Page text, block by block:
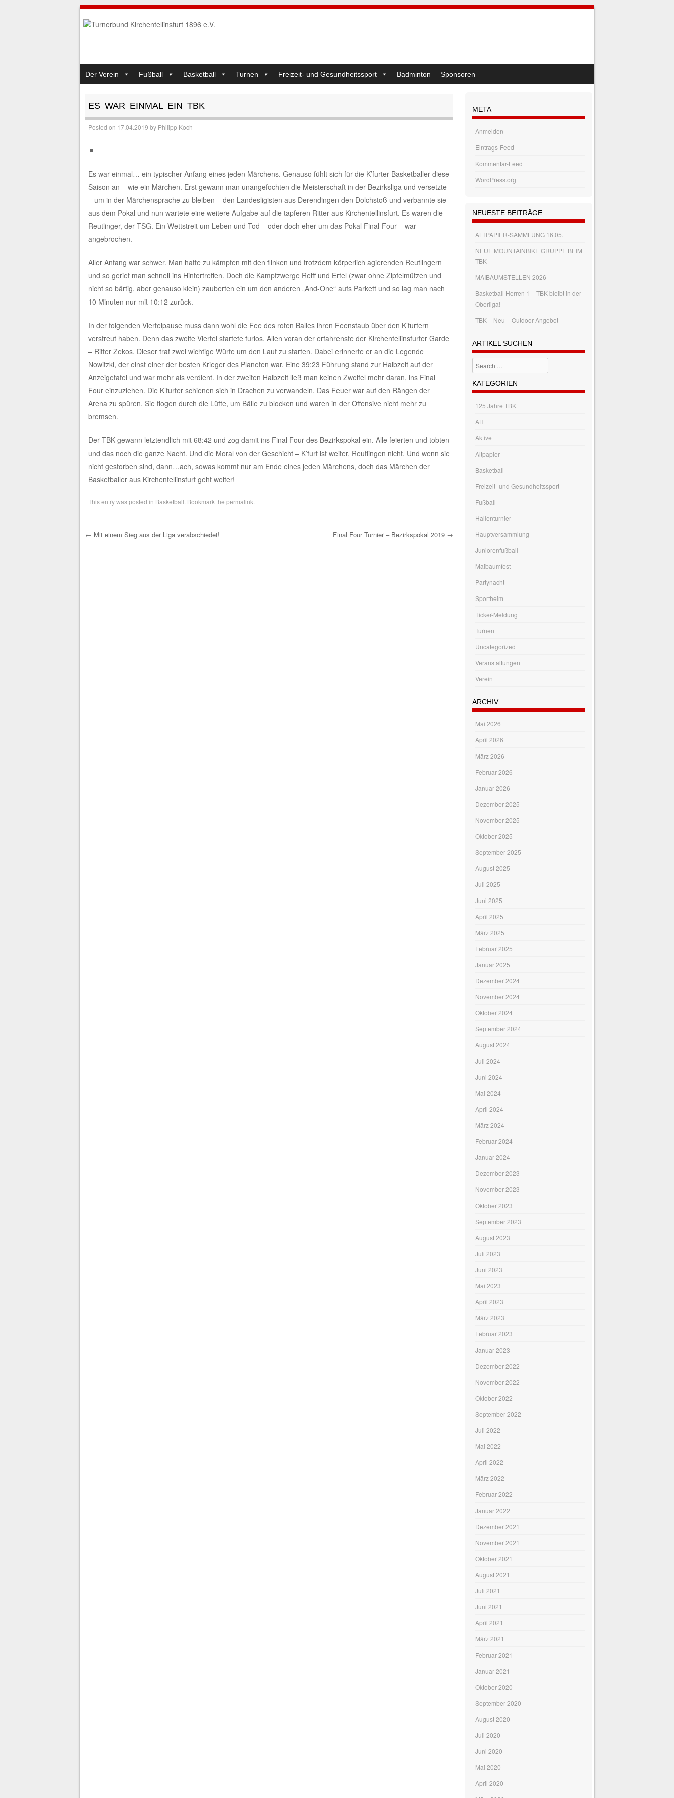
MENU
SKIP TO CONTENT
Der Verein Fußball Basketball Turnen Freizeit- und Gesundheitssport Badminton Sponsoren
ES WAR EINMAL EIN TBK
Posted on 17.04.2019 by Philipp Koch
Es war einmal… ein typischer Anfang eines jeden Märchens. Genauso fühlt sich für die K’furter Basketballer diese
Saison an – wie ein Märchen. Erst gewann man unangefochten die Meisterschaft in der Bezirksliga und versetzte
– um in der Märchensprache zu bleiben – den Landesligisten aus Derendingen den Dolchstoß und verbannte sie
aus dem Pokal und nun wartete eine weitere Aufgabe auf die tapferen Ritter aus Kirchentellinsfurt. Es waren die
Reutlinger, der TSG. Ein Wettstreit um Leben und Tod – oder doch eher um das Pokal Final-Four – war
angebrochen.
Aller Anfang war schwer. Man hatte zu kämpfen mit den ﬂinken und trotzdem körperlich agierenden Reutlingern
und so geriet man schnell ins Hintertreﬀen. Doch die Kampfzwerge Reiﬀ und Ertel (zwar ohne Zipfelmützen und
nicht so bärtig, aber genauso klein) zauberten ein um den anderen „And-One“ aufs Parkett und so lag man nach
10 Minuten nur mit 10:12 zurück.
In der folgenden Viertelpause muss dann wohl die Fee des roten Balles ihren Feenstaub über den K’furtern
verstreut haben. Denn das zweite Viertel startete furios. Allen voran der erfahrenste der Kirchentellinsfurter Garde
– Ritter Zekos. Dieser traf zwei wichtige Würfe um den Lauf zu starten. Dabei erinnerte er an die Legende
Nowitzki, der einst einer der besten Krieger des Planeten war. Eine 39:23 Führung stand zur Halbzeit auf der
Anzeigetafel und war mehr als verdient. In der zweiten Halbzeit ließ man keinen Zweifel mehr daran, ins Final
Four einzuziehen. Die K’furter schienen sich in Drachen zu verwandeln. Das Feuer war auf den Rängen der
Arena zu spüren. Sie ﬂogen durch die Lüfte, um Bälle zu blocken und waren in der Oﬀensive nicht mehr zu
bremsen.
Der TBK gewann letztendlich mit 68:42 und zog damit ins Final Four des Bezirkspokal ein. Alle feierten und tobten
und das noch die ganze Nacht. Und die Moral von der Geschicht – K’furt ist weiter, Reutlingen nicht. Und wenn sie
nicht gestorben sind, dann…ach, sowas kommt nur am Ende eines jeden Märchens, doch das Märchen der
Basketballer aus Kirchentellinsfurt geht weiter!
This entry was posted in Basketball . Bookmark the permalink
← Mit einem Sieg aus der Liga verabschiedet! Final Four Turnier – Bezirkspokal 2019 →
META
Anmelden
Eintrags-Feed
Kommentar-Feed
WordPress.org
NEUESTE BEITRÄGE
ALTPAPIER-SAMMLUNG 16.05.
NEUE MOUNTAINBIKE GRUPPE BEIM
TBK
MAIBAUMSTELLEN 2026
Basketball Herren 1 – TBK bleibt in der
Oberliga!
TBK – Neu – Outdoor-Angebot
ARTIKEL SUCHEN
Search
KATEGORIEN
125 Jahre TBK
AH
Aktive
Altpapier
Basketball
Freizeit- und Gesundheitssport
Fußball
Hallenturnier
Hauptversammlung
Juniorenfußball
Maibaumfest
Partynacht
Sportheim
Ticker-Meldung
Turnen
Uncategorized
Veranstaltungen
Verein
ARCHIV
Mai 2026
April 2026
März 2026
Februar 2026
Januar 2026
Dezember 2025
November 2025
Oktober 2025
September 2025
August 2025
Juli 2025
Juni 2025
April 2025
März 2025
Februar 2025
Januar 2025
Dezember 2024
November 2024
Oktober 2024
September 2024
August 2024
Juli 2024
Juni 2024
Mai 2024
April 2024
März 2024
Februar 2024
Januar 2024
Dezember 2023
November 2023
Oktober 2023
September 2023
August 2023
Juli 2023
Juni 2023
Mai 2023
April 2023
März 2023
Februar 2023
Januar 2023
Dezember 2022
November 2022
Oktober 2022
September 2022
Juli 2022
Mai 2022
April 2022
März 2022
Februar 2022
Januar 2022
Dezember 2021
November 2021
Oktober 2021
August 2021
Juli 2021
Juni 2021
April 2021
März 2021
Februar 2021
Januar 2021
Oktober 2020
September 2020
August 2020
Juli 2020
Juni 2020
Mai 2020
April 2020